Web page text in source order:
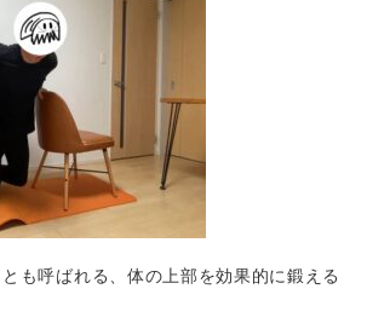
も呼ばれる、体の上部を効果的に鍛える